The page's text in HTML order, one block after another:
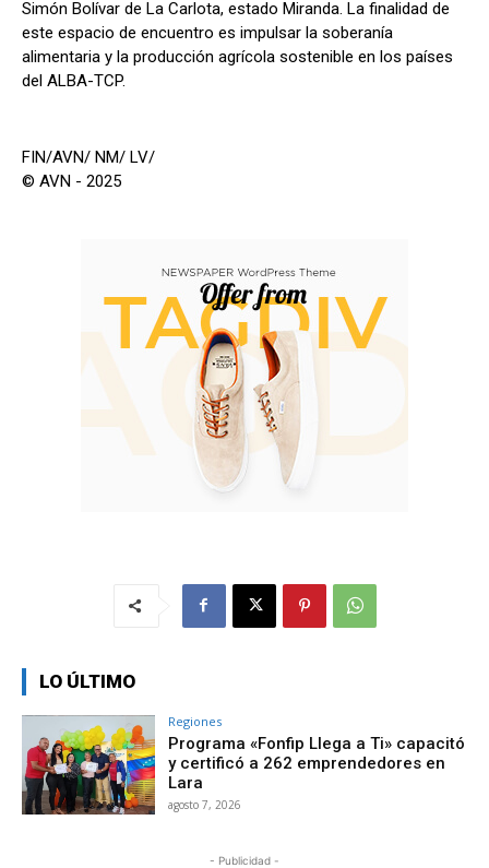
Simón Bolívar de La Carlota, estado Miranda. La finalidad de
este espacio de encuentro es impulsar la soberanía
alimentaria y la producción agrícola sostenible en los países
del ALBA-TCP.
FIN/AVN/ NM/ LV/
© AVN - 2025
LO ÚLTIMO
Regiones
Programa «Fonfip Llega a Ti» capacitó
y certificó a 262 emprendedores en
Lara
agosto 7, 2026
- Publicidad -